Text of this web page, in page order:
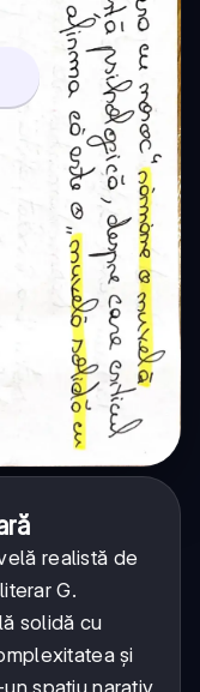
realistă de
G.
solidă cu
și
spațiu narativ